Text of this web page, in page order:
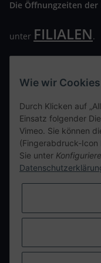
Die Öffnungzeiten
unter FILIALEN.
Wir freuen uns auf
Kontaktdaten
tweet
teilen
Wie wir
Durch Klicken auf
Einsatz folgender
Vimeo. Sie können
(Fingerabdruck-Icon
Sie unter